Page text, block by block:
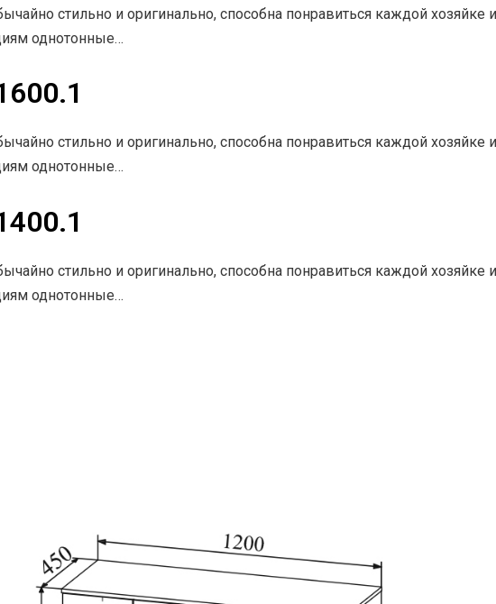
стильно и оригинально, способна понравиться каждой
однотонные…
стильно и оригинально, способна понравиться каждой
однотонные…
стильно и оригинально, способна понравиться каждой
однотонные…